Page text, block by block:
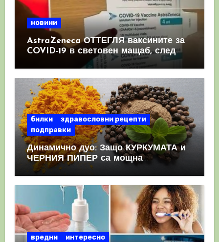
новини
AstraZeneca ОТТЕГЛЯ ваксините за
COVID-19 в световен мащаб, след
като призна, че те причиняват
КРЪВНИ съсиреци
билки
здравословни рецепти
подправки
Динамично дуо: Защо КУРКУМАТА и
ЧЕРНИЯ ПИПЕР са мощна
комбинация
вредни интересно